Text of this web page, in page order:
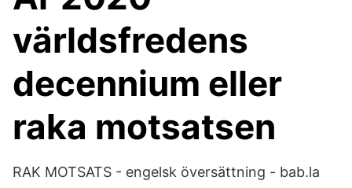
världsfredens
decennium eller
raka motsatsen
RAK MOTSATS - engelsk översättning - bab.la